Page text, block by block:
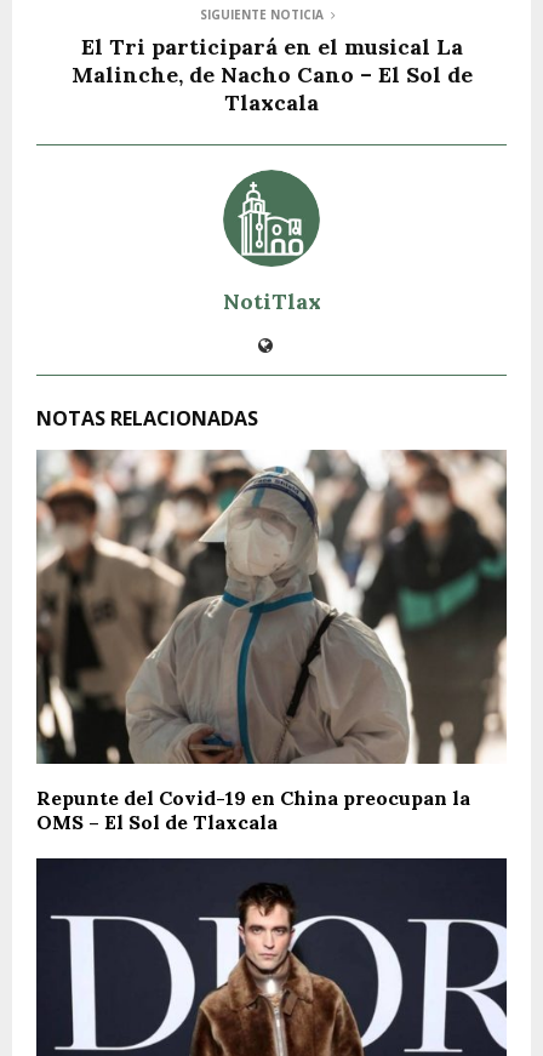
SIGUIENTE NOTICIA
El Tri participará en el musical La
Malinche, de Nacho Cano – El Sol de
Tlaxcala
NotiTlax
NOTAS RELACIONADAS
Repunte del Covid-19 en China preocupan la
OMS – El Sol de Tlaxcala